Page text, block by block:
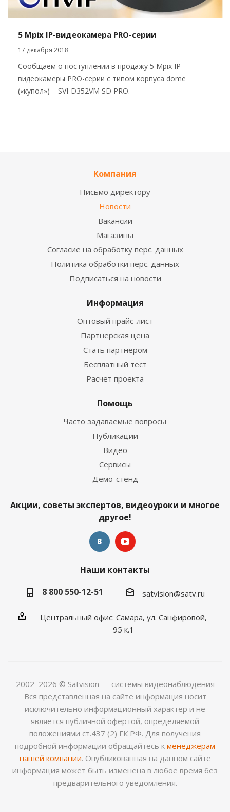
5 Mpix IP-видеокамера PRO-серии
17 декабря 2018
Сообщаем о поступлении в продажу 5 Mpix IP-
видеокамеры PRO-серии с типом корпуса dome
(«купол») – SVI-D352VM SD PRO.
Компания
Письмо директору
Новости
Вакансии
Магазины
Согласие на обработку перс. данных
Политика обработки перс. данных
Подписаться на новости
Информация
Оптовый прайс-лист
Партнерская цена
Стать партнером
Бесплатный тест
Расчет проекта
Помощь
Часто задаваемые вопросы
Публикации
Видео
Сервисы
Демо-стенд
Акции, советы экспертов, видеоуроки и многое
другое!
Наши контакты
8 800 550-12-51
satvision@satv.ru
Центральный офис: Самара, ул. Санфировой,
95 к.1
2002–2026 © Satvision — системы видеонаблюдения
Вся представленная на сайте информация носит
исключительно информационный характер и не
является публичной офертой, определяемой
положениями ст.437 (2) ГК РФ. Для получения
подробной информации обращайтесь к менеджерам
нашей компании. Опубликованная на данном сайте
информация может быть изменена в любое время без
предварительного уведомления.